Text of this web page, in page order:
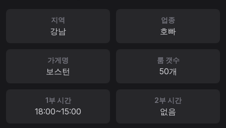
지역
강남
업종
호빠
가게명
보스턴
룸 갯수
50개
1부 시간
18:00~15:00
2부 시간
없음